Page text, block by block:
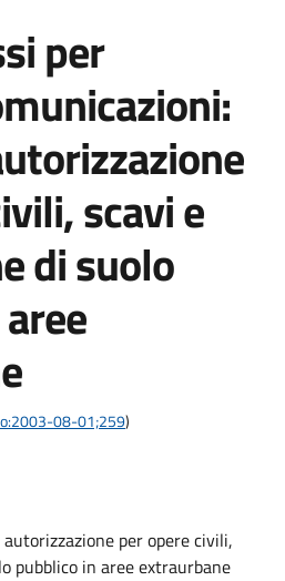
per
scavi e
di suolo
08-01;259)
per opere civili,
pubblico in aree extraurbane